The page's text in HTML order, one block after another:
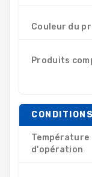
Couleur du
Produits
Température
d'opération